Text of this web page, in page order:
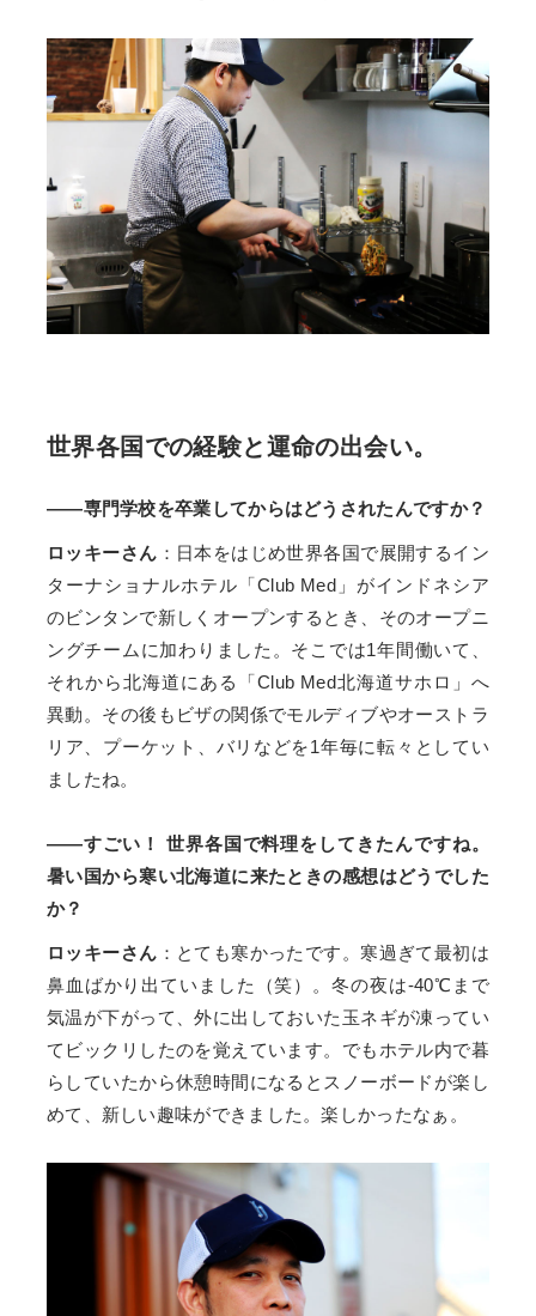
世界各国での経験と運命の出会い。
――専門学校を卒業してからはどうされたんですか？
ロッキーさん ：日本をはじめ世界各国で展開するイン
ターナショナルホテル「Club Med」がインドネシア
のビンタンで新しくオープンするとき、そのオープニ
ングチームに加わりました。そこでは1年間働いて、
それから北海道にある「Club Med北海道サホロ」へ
異動。その後もビザの関係でモルディブやオーストラ
リア、プーケット、バリなどを1年毎に転々としてい
ましたね。
――すごい！ 世界各国で料理をしてきたんですね。
暑い国から寒い北海道に来たときの感想はどうでした
か？
ロッキーさん ：とても寒かったです。寒過ぎて最初は
鼻血ばかり出ていました（笑）。冬の夜は-40℃まで
気温が下がって、外に出しておいた玉ネギが凍ってい
てビックリしたのを覚えています。でもホテル内で暮
らしていたから休憩時間になるとスノーボードが楽し
めて、新しい趣味ができました。楽しかったなぁ。